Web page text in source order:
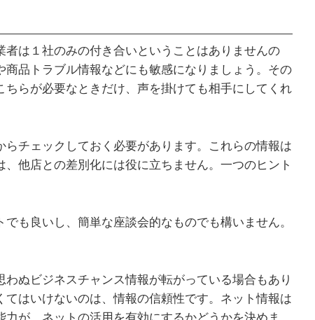
は１社のみの付き合いということはありませんの
品トラブル情報などにも敏感になりましょう。その
らが必要なときだけ、声を掛けても相手にしてくれ
チェックしておく必要があります。これらの情報は
他店との差別化には役に立ちません。一つのヒント
でも良いし、簡単な座談会的なものでも構いません。
ぬビジネスチャンス情報が転がっている場合もあり
はいけないのは、情報の信頼性です。ネット情報は